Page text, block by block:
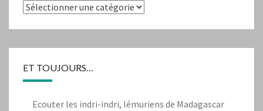
Catégories
ET TOUJOURS…
Ecouter les indri-indri, lémuriens de Madagascar